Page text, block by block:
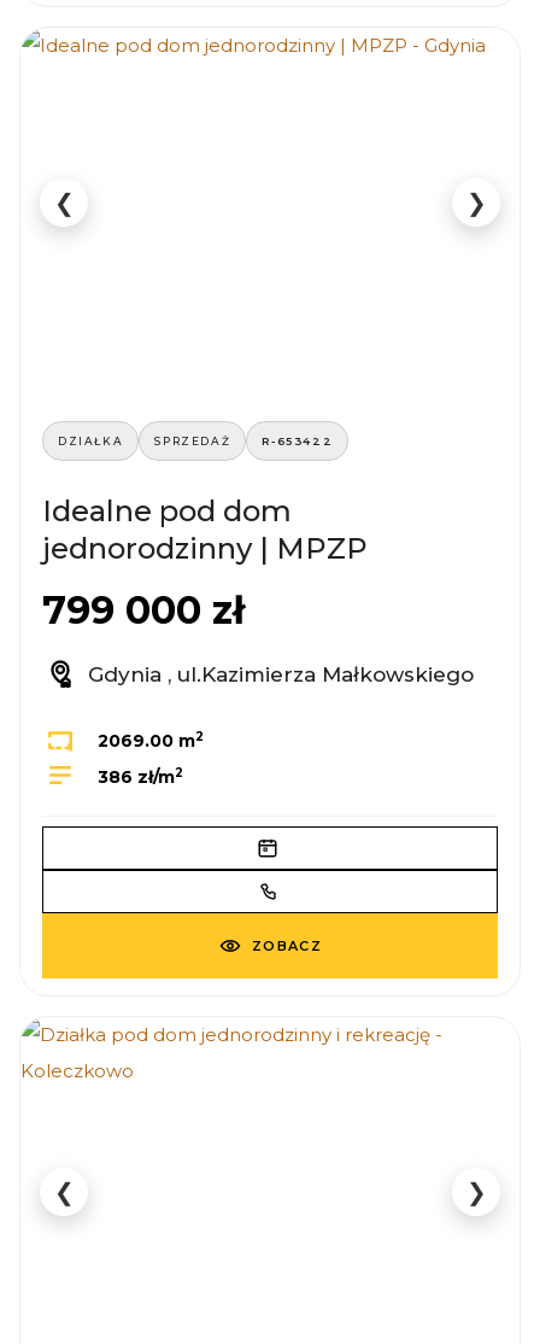
❮ ❯
DZIAŁKA SPRZEDAŻ R-653422
Idealne pod dom
jednorodzinny | MPZP
799 000 zł
Gdynia , ul.Kazimierza Małkowskiego
2069.00 m2
386 zł/m2
ZOBACZ
❮ ❯